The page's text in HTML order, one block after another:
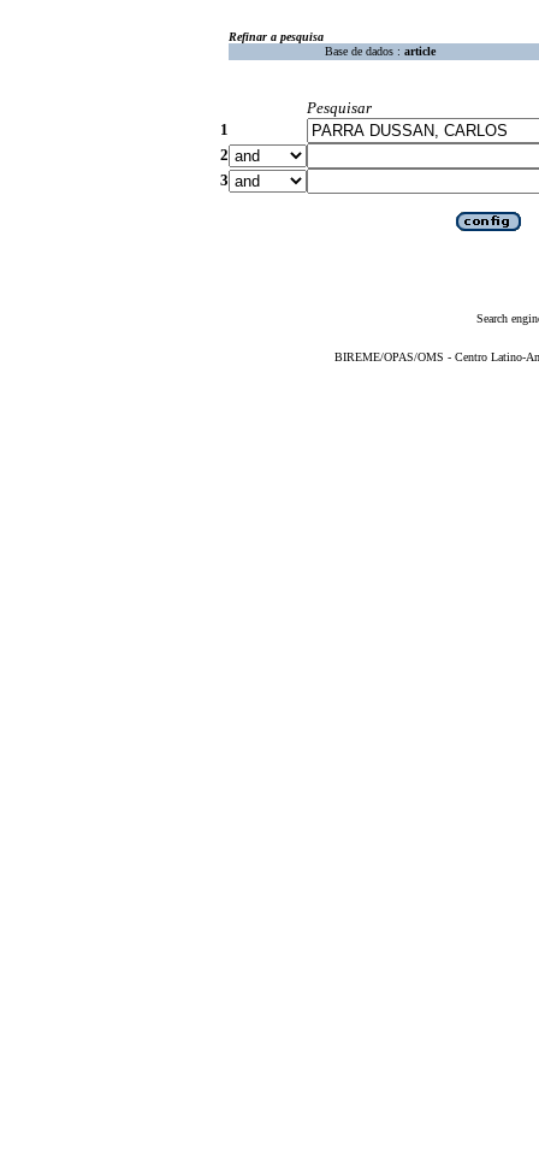
Refinar a pesquisa
Base de dados : article
Pesquisar
1
2
3
Search
BIREME/OPAS/OMS - Centro Latino-